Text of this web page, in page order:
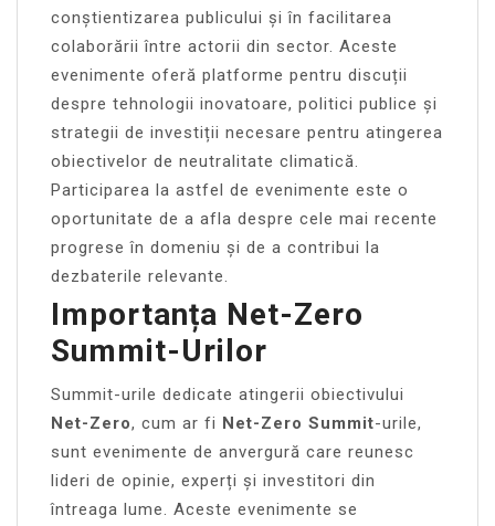
conștientizarea publicului și în facilitarea
colaborării între actorii din sector. Aceste
evenimente oferă platforme pentru discuții
despre tehnologii inovatoare, politici publice și
strategii de investiții necesare pentru atingerea
obiectivelor de neutralitate climatică.
Participarea la astfel de evenimente este o
oportunitate de a afla despre cele mai recente
progrese în domeniu și de a contribui la
dezbaterile relevante.
Importanța Net-Zero
Summit-Urilor
Summit-urile dedicate atingerii obiectivului
Net-Zero, cum ar fi Net-Zero Summit-urile,
sunt evenimente de anvergură care reunesc
lideri de opinie, experți și investitori din
întreaga lume. Aceste evenimente se